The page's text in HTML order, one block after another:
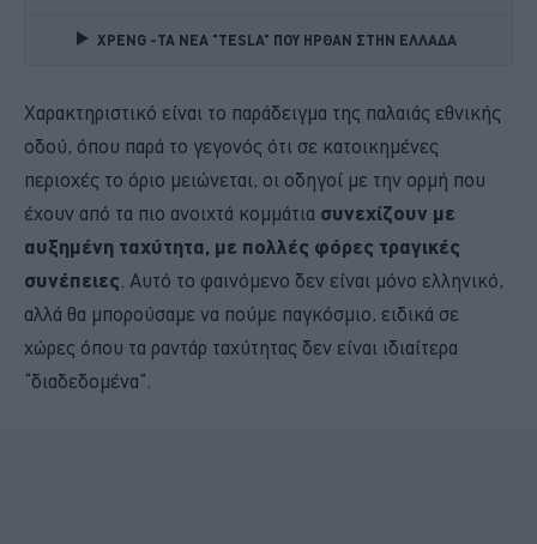
XPENG -ΤΑ ΝΕΑ "TESLA" ΠΟΥ ΗΡΘΑΝ ΣΤΗΝ ΕΛΛΑΔΑ
Χαρακτηριστικό είναι το παράδειγμα της παλαιάς εθνικής
οδού, όπου παρά το γεγονός ότι σε κατοικημένες
περιοχές το όριο μειώνεται, οι οδηγοί με την ορμή που
έχουν από τα πιο ανοιχτά κομμάτια συνεχίζουν με
αυξημένη ταχύτητα, με πολλές φόρες τραγικές
συνέπειες . Αυτό το φαινόμενο δεν είναι μόνο ελληνικό,
αλλά θα μπορούσαμε να πούμε παγκόσμιο, ειδικά σε
χώρες όπου τα ραντάρ ταχύτητας δεν είναι ιδιαίτερα
“διαδεδομένα”.